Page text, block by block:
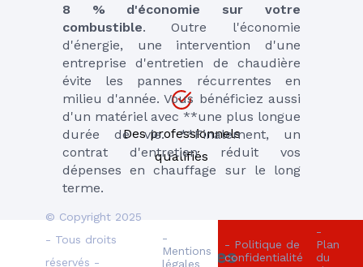
8 % d'économie sur votre
combustible. Outre l'économie
d'énergie, une intervention d'une
entreprise d'entretien de chaudière
évite les pannes récurrentes en
milieu d'année. Vous bénéficiez aussi
d'un matériel avec **une plus longue
durée de vie. **Finalement, un
contrat d'entretien réduit vos
dépenses en chauffage sur le long
terme.
Des performances
Des professionnels
qualifiés
© Copyright 2025
- Tous droits
réservés -
-
Mentions
légales
- Politique de
confidentialité
-
Plan
du